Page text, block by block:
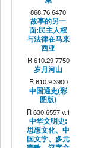
868.76 6470
故事的另一
面:民主人权
与法律在马来
西亚
R 610.29 7750
岁月河山
R 610.9 3900
中国通史(彩
图版)
R 630 6557 v.1
中华文明史:
思想文化、中
国文学、多元